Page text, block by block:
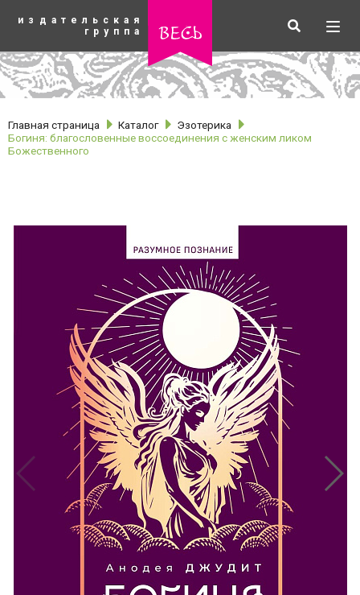
основному
издательская
группа
весь Искать
рубрики
Главная страница Каталог
Эзотерика
Богиня: благословенные воссоединения с женским ликом
Божественного